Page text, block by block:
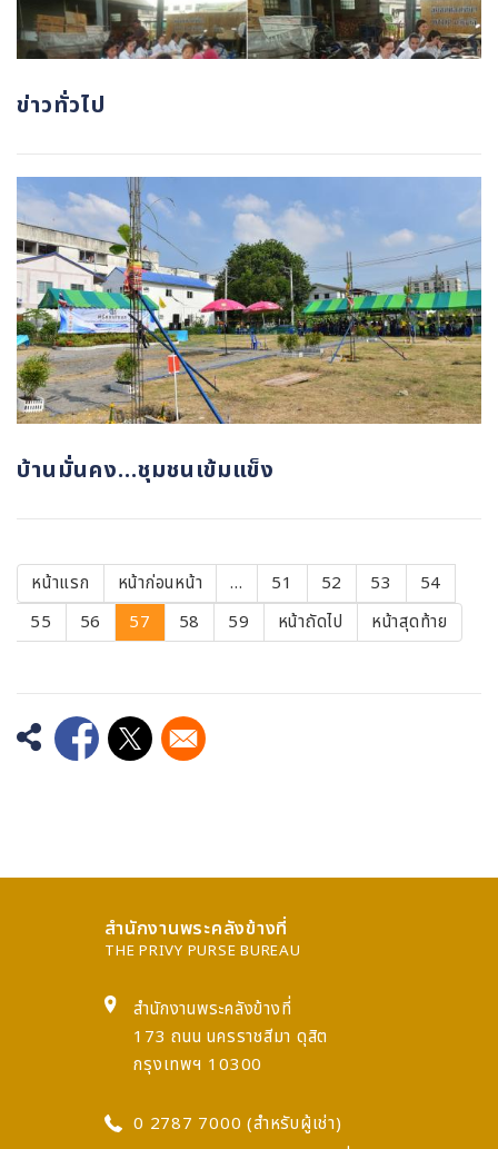
ข่าวทั่วไป
บ้านมั่นคง...ชุมชนเข้มแข็ง
Pagination
First
page
หน้าแรก
Previous
page
หน้าก่อนหน้า … Page
51 Page
52 Page
53 Page
54
Page
55 Page
56
Current
page
57 Page
58 Page
59
Next
page
หน้าถัดไป
หน้า
สุดท้าย
หน้าสุดท้าย
Opens in a new window
Opens in a new window
สำนักงานพระคลังข้างที่
THE PRIVY PURSE BUREAU
สำนักงานพระคลังข้างที่
173 ถนน นครราชสีมา ดุสิต
กรุงเทพฯ 10300
0 2787 7000 (สำหรับผู้เช่า)